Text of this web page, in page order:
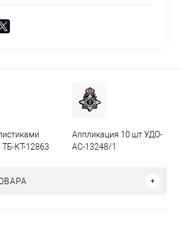
ТБ-КТ-12863
Аппликация 10 шт УДО-
АС-13248/1